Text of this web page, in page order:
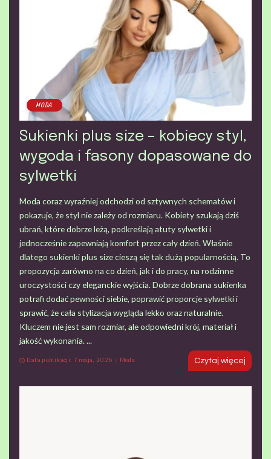
MODA
Sukienki plus size – kobiecy styl,
wygoda i fasony dopasowane do
sylwetki
Moda coraz wyraźniej odchodzi od sztywnych schematów i
pokazuje, że styl nie zależy od rozmiaru. Kobiety szukają dziś
ubrań, które dobrze leżą, podkreślają atuty sylwetki i
jednocześnie zapewniają komfort przez cały dzień. Właśnie
dlatego sukienki plus size cieszą się tak dużą popularnością. To
propozycja zarówno na co dzień, jak i do pracy, na rodzinne
uroczystości czy eleganckie wyjścia. Dobrze dobrana sukienka
potrafi dodać pewności siebie, poprawić proporcje sylwetki i
sprawić, że cała stylizacja wygląda lekko oraz naturalnie.
Kluczem nie jest sam rozmiar, ale odpowiedni krój, materiał i
jakość wykonania. ...
Data publikacji: 7 maja, 2026
Moda Czytaj więcej